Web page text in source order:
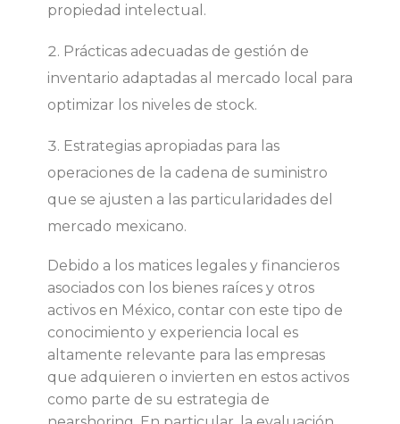
s
h
n
g
e
n
propiedad intelectual.
Prácticas adecuadas de gestión de
inventario adaptadas al mercado local para
optimizar los niveles de stock.
Estrategias apropiadas para las
operaciones de la cadena de suministro
que se ajusten a las particularidades del
mercado mexicano.
Debido a los matices legales y financieros
asociados con los bienes raíces y otros
activos en México, contar con este tipo de
conocimiento y experiencia local es
altamente relevante para las empresas
que adquieren o invierten en estos activos
como parte de su estrategia de